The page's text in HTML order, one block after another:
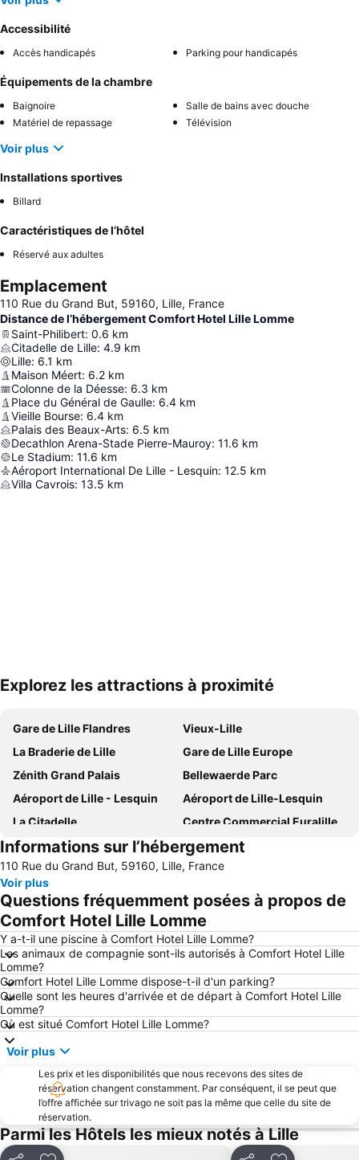
Accessibilité
Accès handicapés Parking pour handicapés
Équipements de la chambre
Baignoire
Salle de bains avec douche
Matériel de repassage
Télévision
Voir plus
Installations sportives
Billard
Caractéristiques de l’hôtel
Réservé aux adultes
Emplacement
110 Rue du Grand But, 59160, Lille, France
Distance de l’hébergement Comfort Hotel Lille Lomme
Saint-Philibert: 0.6 km
Citadelle de Lille: 4.9 km
Lille: 6.1 km
Maison Méert: 6.2 km
Colonne de la Déesse: 6.3 km
Place du Général de Gaulle: 6.4 km
Vieille Bourse: 6.4 km
Palais des Beaux-Arts: 6.5 km
Decathlon Arena-Stade Pierre-Mauroy: 11.6 km
Le Stadium: 11.6 km
Aéroport International De Lille - Lesquin: 12.5 km
Villa Cavrois: 13.5 km
Explorez les attractions à proximité
Gare de Lille Flandres
Vieux-Lille
La Braderie de Lille
Gare de Lille Europe
Zénith Grand Palais
Bellewaerde Parc
Aéroport de Lille - Lesquin
Aéroport de Lille-Lesquin
La Citadelle
Centre Commercial Euralille
Marché de Noël de Lille
Théâtre Sébastopol
Casino Barrière de Lille
Gayant Expo
Le Grand Cabaret
Stadium Lille Métropole
Parc d'Olhain
Les Places
Marché de Wazemmes
Kinepolis Lomme
Bowling des Flandres
Lille
Centre Commercial V2
La Condition Publique
Kortrijk Congé
Citadelle de Lille
Palais des Beaux Arts
Aéronef
Piscine Olympique Marx Dormoy
Parc Zoologique de Lille
Tournai - A la découverte de la Ville
Centre de la Verrerie d'en Haut
Bulles en Nord
Le Louvre-Lens
Nord-Pas de Calais Mining Basin
Musée de la Tour d'Ostrevent
Informations sur l’hébergement
110 Rue du Grand But, 59160, Lille, France
Voir plus
Questions fréquemment posées à propos de
Comfort Hotel Lille Lomme
Y a-t-il une piscine à Comfort Hotel Lille Lomme?
Les animaux de compagnie sont-ils autorisés à Comfort Hotel Lille
Lomme?
Comfort Hotel Lille Lomme dispose-t-il d'un parking?
Quelle sont les heures d'arrivée et de départ à Comfort Hotel Lille
Lomme?
Où est situé Comfort Hotel Lille Lomme?
Voir plus
Les prix et les disponibilités que nous recevons des sites de
réservation changent constamment. Par conséquent, il se peut que
l’offre affichée sur trivago ne soit pas la même que celle du site de
réservation.
Parmi les Hôtels les mieux notés à Lille